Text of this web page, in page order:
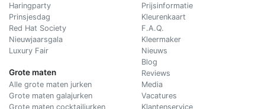
Haringparty
Prinsjesdag
Red Hat Society
Nieuwjaarsgala
Luxury Fair
Grote maten
Alle grote maten jurken
Grote maten galajurken
Grote maten cocktailjurken
Prijsinformatie
Kleurenkaart
F.A.Q.
Kleermaker
Nieuws
Blog
Reviews
Media
Vacatures
Klantenservice